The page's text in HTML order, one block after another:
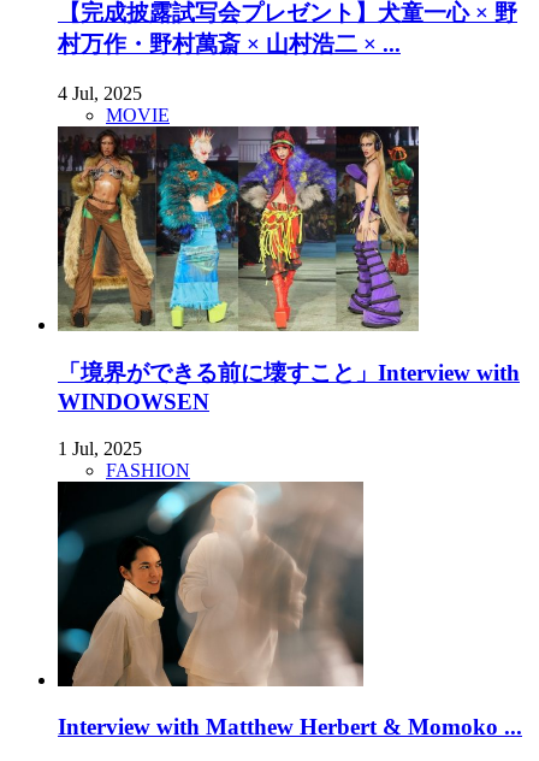
【完成披露試写会プレゼント】犬童一心 × 野
村万作・野村萬斎 × 山村浩二 × ...
4 Jul, 2025
MOVIE
「境界ができる前に壊すこと」Interview with
WINDOWSEN
1 Jul, 2025
FASHION
Interview with Matthew Herbert & Momoko ...